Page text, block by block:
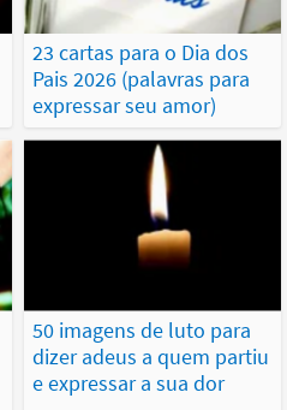
23 cartas para o Dia dos
Pais 2026 (palavras para
expressar seu amor)
50 imagens de luto para
dizer adeus a quem partiu
e expressar a sua dor